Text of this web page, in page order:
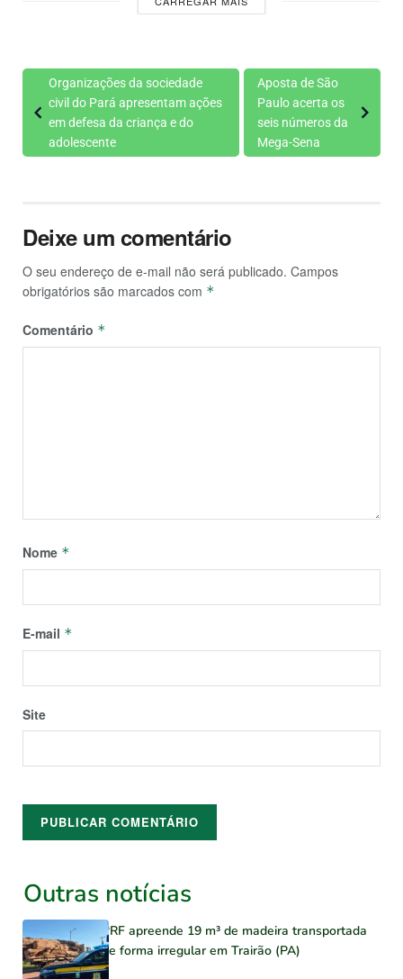
Organizações da sociedade
civil do Pará apresentam ações
em defesa da criança e do
adolescente
Aposta de São
Paulo acerta os
seis números da
Mega-Sena
Deixe um comentário
O seu endereço de e-mail não será publicado. Campos
obrigatórios são marcados com *
Comentário *
Nome *
E-mail *
Site
Outras notícias
PRF apreende 19 m³ de madeira transportada
de forma irregular em Trairão (PA)